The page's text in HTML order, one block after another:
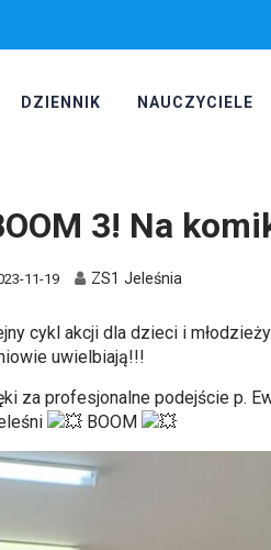
DZIENNIK NAUCZYCIELE
3! Na
11-19 ZS1 Jeleśnia
cykl akcji dla dzieci i
uwielbiają!!!
za profesjonalne podejście p.
BOOM